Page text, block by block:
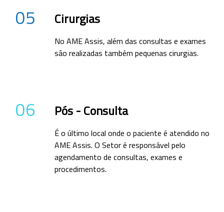
05 Cirurgias
No AME Assis, além das consultas e exames
são realizadas também pequenas cirurgias.
06 Pós - Consulta
É o último local onde o paciente é atendido no
AME Assis. O Setor é responsável pelo
agendamento de consultas, exames e
procedimentos.